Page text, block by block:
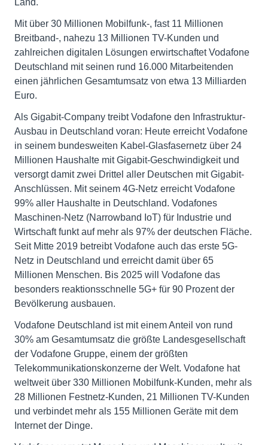
Land.
Mit über 30 Millionen Mobilfunk-, fast 11 Millionen
Breitband-, nahezu 13 Millionen TV-Kunden und
zahlreichen digitalen Lösungen erwirtschaftet Vodafone
Deutschland mit seinen rund 16.000 Mitarbeitenden
einen jährlichen Gesamtumsatz von etwa 13 Milliarden
Euro.
Als Gigabit-Company treibt Vodafone den Infrastruktur-
Ausbau in Deutschland voran: Heute erreicht Vodafone
in seinem bundesweiten Kabel-Glasfasernetz über 24
Millionen Haushalte mit Gigabit-Geschwindigkeit und
versorgt damit zwei Drittel aller Deutschen mit Gigabit-
Anschlüssen. Mit seinem 4G-Netz erreicht Vodafone
99% aller Haushalte in Deutschland. Vodafones
Maschinen-Netz (Narrowband IoT) für Industrie und
Wirtschaft funkt auf mehr als 97% der deutschen Fläche.
Seit Mitte 2019 betreibt Vodafone auch das erste 5G-
Netz in Deutschland und erreicht damit über 65
Millionen Menschen. Bis 2025 will Vodafone das
besonders reaktionsschnelle 5G+ für 90 Prozent der
Bevölkerung ausbauen.
Vodafone Deutschland ist mit einem Anteil von rund
30% am Gesamtumsatz die größte Landesgesellschaft
der Vodafone Gruppe, einem der größten
Telekommunikationskonzerne der Welt. Vodafone hat
weltweit über 330 Millionen Mobilfunk-Kunden, mehr als
28 Millionen Festnetz-Kunden, 21 Millionen TV-Kunden
und verbindet mehr als 155 Millionen Geräte mit dem
Internet der Dinge.